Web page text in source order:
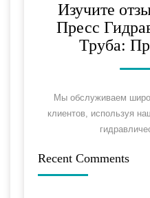
Изучите
Пресс
Труба:
Мы обслуживаем
клиентов, используя
Recent Comments